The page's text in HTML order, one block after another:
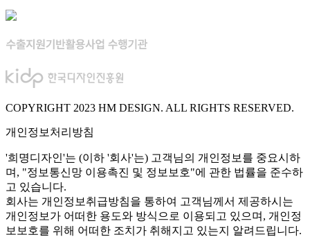
COPYRIGHT 2023 HM DESIGN. ALL RIGHTS RESERVED.
개인정보처리방침
'희명디자인'는 (이하 '회사'는) 고객님의 개인정보를 중요시하
며, "정보통신망 이용촉진 및 정보보호"에 관한 법률을 준수하
고 있습니다.
회사는 개인정보취급방침을 통하여 고객님께서 제공하시는
개인정보가 어떠한 용도와 방식으로 이용되고 있으며, 개인정
보보호를 위해 어떠한 조치가 취해지고 있는지 알려드립니다.